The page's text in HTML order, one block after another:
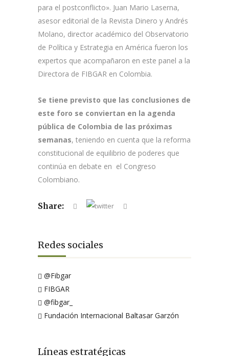
para el postconflicto». Juan Mario Laserna,
asesor editorial de la Revista Dinero y Andrés
Molano, director académico del Observatorio
de Política y Estrategia en América fueron los
expertos que acompañaron en este panel a la
Directora de FIBGAR en Colombia.
Se tiene previsto que las conclusiones de
este foro se conviertan en la agenda
pública de Colombia de las próximas
semanas, teniendo en cuenta que la reforma
constitucional de equilibrio de poderes que
continúa en debate en el Congreso
Colombiano.
Share:
Redes sociales
@Fibgar
FIBGAR
@fibgar_
Fundación Internacional Baltasar Garzón
Líneas estratégicas